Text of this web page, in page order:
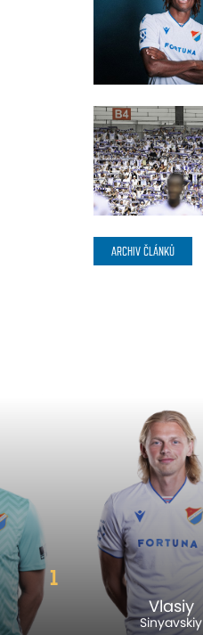
ARCHIV ČLÁNKŮ
1
Vlasiy
Sinyavskiy